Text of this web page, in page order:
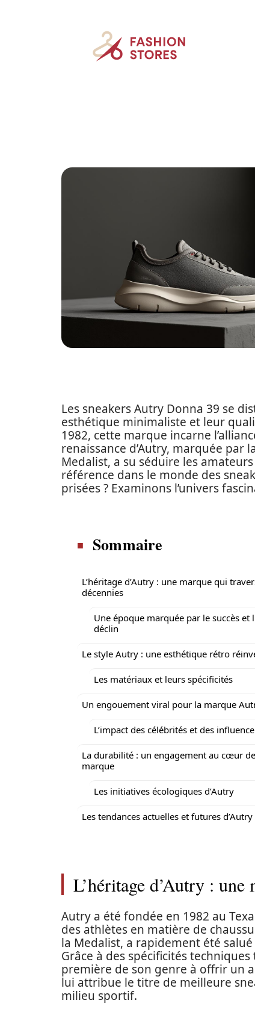
Les sneakers Autry Donna 39 se
esthétique minimaliste et leur
1982, cette marque incarne
renaissance d’Autry, marquée
Medalist, a su séduire les
référence dans le monde des
prisées ? Examinons l’univers
Sommaire
L’héritage d’Autry : une marque qui
décennies
Une époque marquée par le succès et
déclin
Le style Autry : une esthétique rétro
Les matériaux et leurs spécificités
Un engouement viral pour la marque
L’impact des célébrités et des
La durabilité : un engagement au cœur
marque
Les initiatives écologiques d’Autry
Les tendances actuelles et futures d’Autry
L’héritage d’Autry : une
Autry a été fondée en 1982 au
des athlètes en matière de
la Medalist, a rapidement été
Grâce à des spécificités
première de son genre à offrir un
lui attribue le titre de meilleure
milieu sportif.